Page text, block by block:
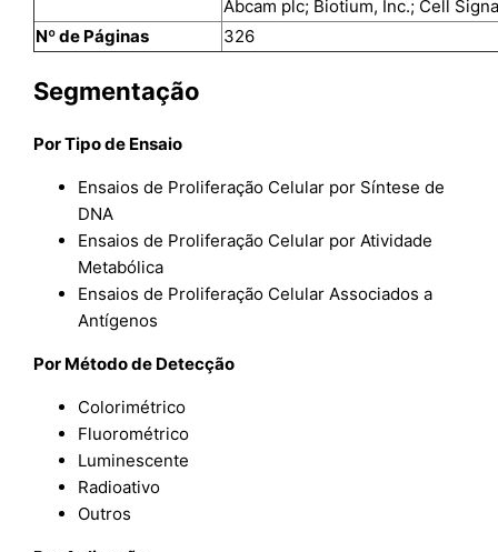
Abcam plc; Biotium, Inc.; Cell
Nº de Páginas
326
Segmentação
Por Tipo de Ensaio
Ensaios de Proliferação Celular por Síntese de
DNA
Ensaios de Proliferação Celular por Atividade
Metabólica
Ensaios de Proliferação Celular Associados a
Antígenos
Por Método de Detecção
Colorimétrico
Fluorométrico
Luminescente
Radioativo
Outros